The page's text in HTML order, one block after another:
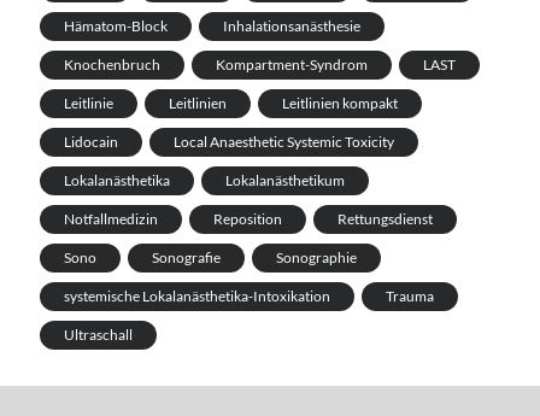
Hämatom-Block Inhalationsanästhesie
Knochenbruch Kompartment-Syndrom LAST
Leitlinie Leitlinien Leitlinien kompakt
Lidocain Local Anaesthetic Systemic Toxicity
Lokalanästhetika Lokalanästhetikum
Notfallmedizin Reposition Rettungsdienst
Sono Sonografie Sonographie
systemische Lokalanästhetika-Intoxikation Trauma
Ultraschall